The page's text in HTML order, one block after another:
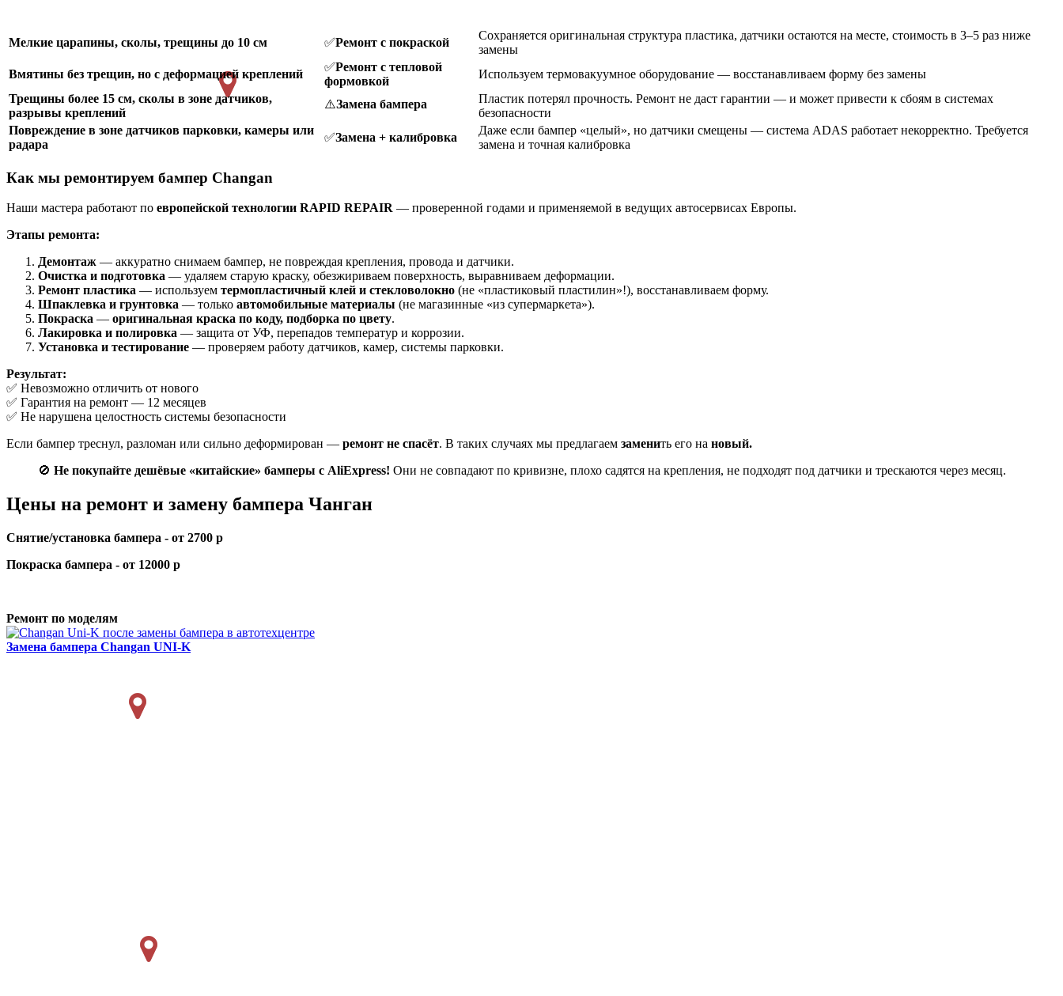
Мелкие царапины, сколы, трещины до 10 см ✅Ремонт с покраской
Сохраняется оригинальная структура пластика, датчики остаются на месте, стоимость в 3–5 раз ниже
замены
Вмятины без трещин, но с деформацией креплений
✅Ремонт с тепловой
формовкой
Используем термовакуумное оборудование — восстанавливаем форму без замены
Трещины более 15 см, сколы в зоне датчиков,
разрывы креплений
⚠️Замена бампера
Пластик потерял прочность. Ремонт не даст гарантии — и может привести к сбоям в системах
безопасности
Повреждение в зоне датчиков парковки, камеры или
радара
✅Замена + калибровка
Даже если бампер «целый», но датчики смещены — система ADAS работает некорректно. Требуется
замена и точная калибровка
Как мы ремонтируем бампер Changan
Наши мастера работают по европейской технологии RAPID REPAIR — проверенной годами и применяемой в ведущих автосервисах Европы.
Этапы ремонта:
Демонтаж — аккуратно снимаем бампер, не повреждая крепления, провода и датчики.
Очистка и подготовка — удаляем старую краску, обезжириваем поверхность, выравниваем деформации.
Ремонт пластика — используем термопластичный клей и стекловолокно (не «пластиковый пластилин»!), восстанавливаем форму.
Шпаклевка и грунтовка — только автомобильные материалы (не магазинные «из супермаркета»).
Покраска — оригинальная краска по коду, подборка по цвету.
Лакировка и полировка — защита от УФ, перепадов температур и коррозии.
Установка и тестирование — проверяем работу датчиков, камер, системы парковки.
Результат:
✅ Невозможно отличить от нового
✅ Гарантия на ремонт — 12 месяцев
✅ Не нарушена целостность системы безопасности
Если бампер треснул, разломан или сильно деформирован — ремонт не спасёт. В таких случаях мы предлагаем заменить его на новый.
🚫 Не покупайте дешёвые «китайские» бамперы с AliExpress! Они не совпадают по кривизне, плохо садятся на крепления, не подходят под датчики и трескаются через месяц.
Цены на ремонт и замену бампера Чанган
Снятие/установка бампера - от 2700 р
Покраска бампера - от 12000 р
Ремонт по моделям
Замена бампера Changan UNI-K